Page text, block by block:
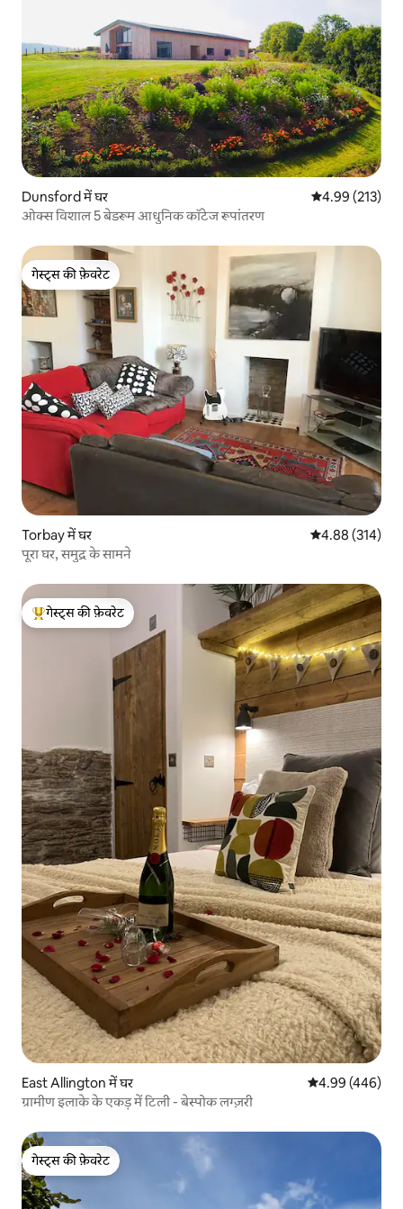
Dunsford में घर औसत रेटिंग 5 में से
4.99 (213)
ओक्स विशाल 5 बेडरूम आधुनिक कॉटेज रूपांतरण
गेस्ट्स की फ़ेवरेट
गेस्ट्स की फ़ेवरेट
Torbay में घर औसत रेटिंग 5 में से
4.88 (314)
पूरा घर, समुद्र के सामने
गेस्ट्स का टॉप फ़ेवरेट
गेस्ट्स की फ़ेवरेट
East Allington में घर औसत रेटिंग 5 में से
4.99 (446)
ग्रामीण इलाके के एकड़ में टिली - बेस्पोक लग्ज़री
गेस्ट्स की फ़ेवरेट
गेस्ट्स की फ़ेवरेट